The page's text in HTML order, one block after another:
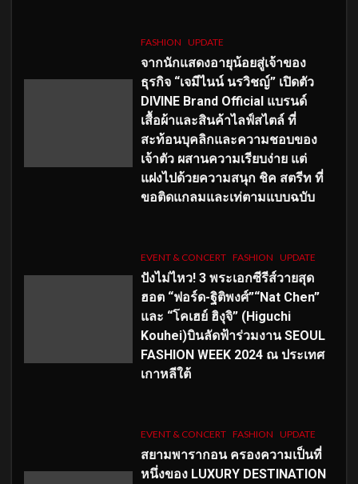
FASHION UPDATE
จากนักแสดงอายุน้อยสู่เจ้าของ
ธุรกิจ “เจมีไนน์ นรวิชญ์” เปิดตัว
DIVINE Brand Official แบรนด์
เสื้อผ้าและสินค้าไลฟ์สไตล์ ที่
สะท้อนบุคลิกและความชอบของ
เจ้าตัว ผสานความเรียบง่าย แต่
แฝงไปด้วยความสนุก ชิค สตรีท ที่
ขอติดแกลมและเท่ตามแบบฉบับ
EVENT & CONCERT FASHION UPDATE
ปังไม่ไหว! 3 พระเอกซีรีส์วายสุด
ฮอต “ฟอร์ด-ฐิติพงศ์”“Nat Chen”
และ “โคเฮย์ ฮิงุจิ” (Higuchi
Kouhei)บินลัดฟ้าร่วมงาน SEOUL
FASHION WEEK 2024 ณ ประเทศ
เกาหลีใต้
EVENT & CONCERT FASHION UPDATE
สยามพารากอน ครองความเป็นที่
หนึ่งของ LUXURY DESTINATION